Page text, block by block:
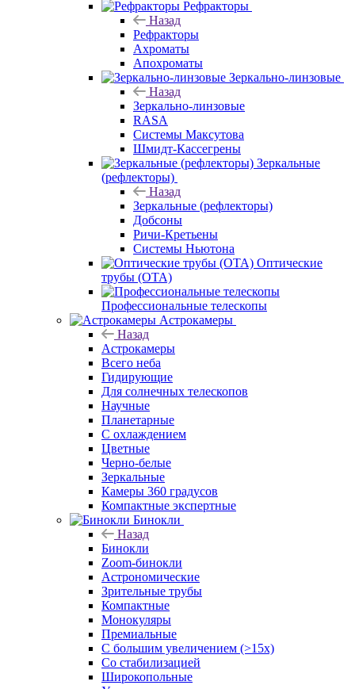
Рефракторы
Назад
Рефракторы
Ахроматы
Апохроматы
Зеркально-линзовые
Назад
Зеркально-линзовые
RASA
Системы Максутова
Шмидт-Кассегрены
Зеркальные
(рефлекторы)
Назад
Зеркальные (рефлекторы)
Добсоны
Ричи-Кретьены
Системы Ньютона
Оптические
трубы (OTA)
Профессиональные телескопы
Астрокамеры
Назад
Астрокамеры
Всего неба
Гидирующие
Для солнечных телескопов
Научные
Планетарные
С охлаждением
Цветные
Черно-белые
Зеркальные
Камеры 360 градусов
Компактные экспертные
Бинокли
Назад
Бинокли
Zoom-бинокли
Астрономические
Зрительные трубы
Компактные
Монокуляры
Премиальные
С большим увеличением (>15x)
Со стабилизацией
Широкопольные